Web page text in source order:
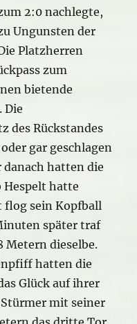
2:0 nachlegte,
Ungunsten der
Platzherren
zum
bietende
Die
des Rückstandes
gar geschlagen
hatten die
Hespelt hatte
flog sein Kopfball
später traf
Metern dieselbe.
hatten die
Glück auf ihrer
mit seiner